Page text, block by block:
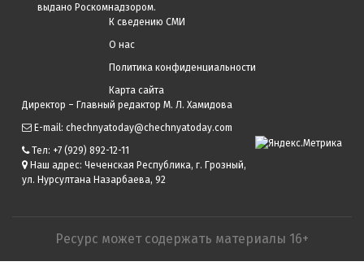
выдано Роскомнадзором.
К сведению СМИ
О нас
Политика конфиденциальности
Карта сайта
Директор – Главный редактор М. Л. Хамидова
E-mail: chechnyatoday@chechnyatoday.com
Тел: +7 (929) 892-12-11
Наш адрес: Чеченская Республика, г. Грозный,
ул. Нурсултана Назарбаева, 92
Ресурс может содержать материалы 16+